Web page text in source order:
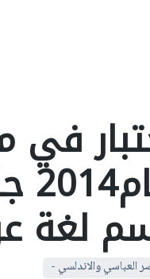
لغة
العباسي والاندلسي -